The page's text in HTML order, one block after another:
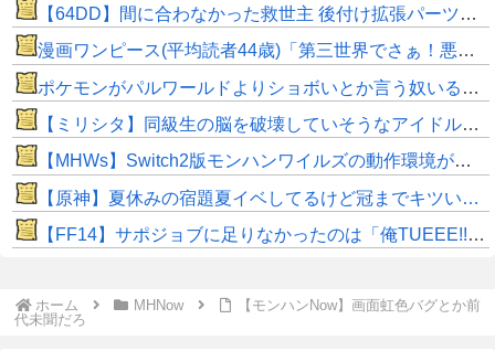
【64DD】間に合わなかった救世主 後付け拡張パーツは本当に普及しないな Switch Onlineの方で出してくれないかな…
漫画ワンピース(平均読者44歳)「第三世界でさぁ！悪魔がいてさぁ！世界を創った19の武器がさぁ！」
ポケモンがパルワールドよりショボいとか言う奴いるけど、ポケモンが何匹いるか分かってる？
【ミリシタ】同級生の脳を破壊していそうなアイドルちゃん🧠⚡
【MHWs】Switch2版モンハンワイルズの動作環境が判明！
【原神】夏休みの宿題夏イベしてるけど冠までキツい…
​【FF14】サポジョブに足りなかったのは「俺TUEEE!!」感！？もっとヒカセンを無双させてくれｗｗ
ホーム MHNow
【モンハンNow】画面虹色バグとか前
代未聞だろ